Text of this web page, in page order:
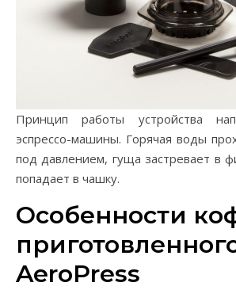
Принцип работы устройства
эспрессо-машины. Горячая воды
под давлением, гуща застревает в
попадает в чашку.
Особенности
AeroPress